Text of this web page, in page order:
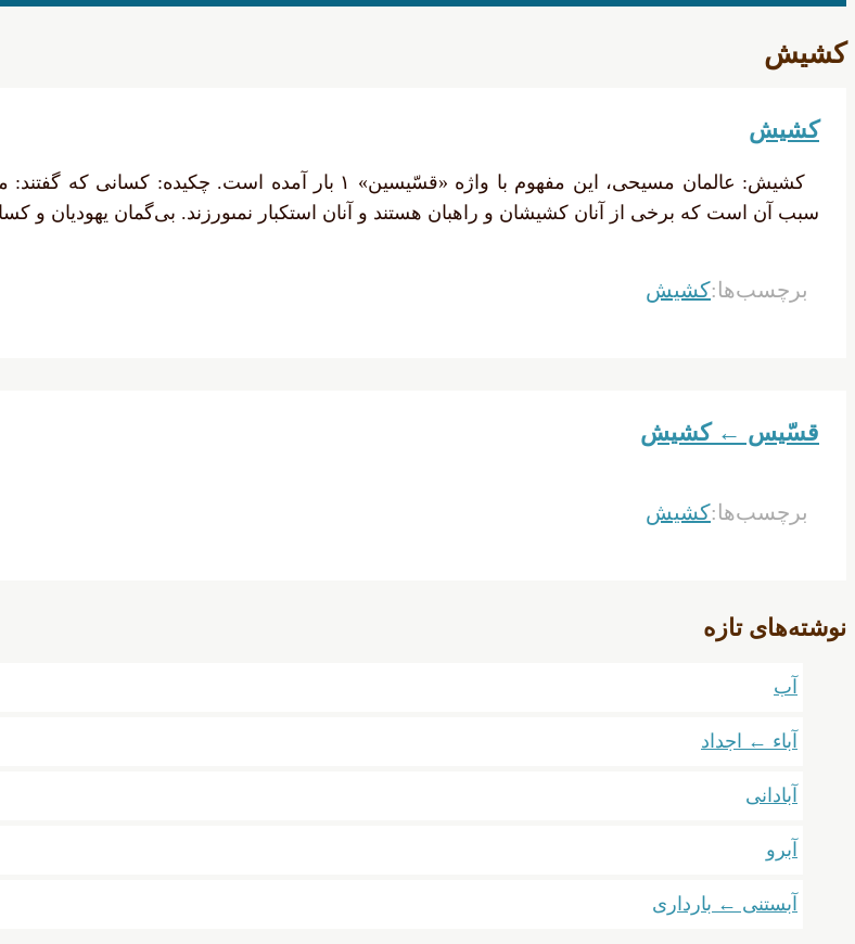
کشیش
کشیش
کشیش: عالمان مسیحی، این مفهوم با واژه «قسّیسین» ۱ بار
سبب آن است که برخى از آنان کشیشان و راهبان‏ هستند و آنان استکبار نمى‏ورزند. بی‌گمان یهودیان و
برچسب‌ها:کشیش
قسّیس ← کشیش
برچسب‌ها:کشیش
نوشته‌های تازه
آب
آباء ← اجداد
آبادانی
آبرو
آبستنی ← بارداری